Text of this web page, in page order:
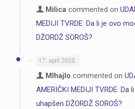
Milica commented on
MEDIJI TVRDE: Da li je ovo
DŽORDŽ SOROŠ?
17. april 2020.
MIhajlo commented on
AMERIČKI MEDIJI TVRDE:
uhapšen DŽORDŽ SOROŠ?